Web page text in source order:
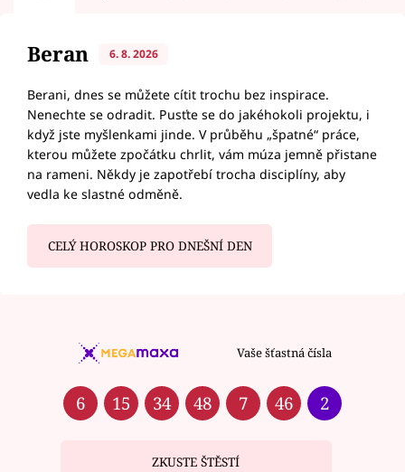
Beran 6. 8. 2026
Berani, dnes se můžete cítit trochu bez inspirace.
Nenechte se odradit. Pusťte se do jakéhokoli projektu, i
když jste myšlenkami jinde. V průběhu „špatné“ práce,
kterou můžete zpočátku chrlit, vám múza jemně přistane
na rameni. Někdy je zapotřebí trocha disciplíny, aby
vedla ke slastné odměně.
CELÝ HOROSKOP PRO DNEŠNÍ DEN
Vaše šťastná čísla
6 15 34 48 7 46 2
ZKUSTE ŠTĚSTÍ